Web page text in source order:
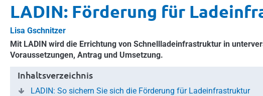
LADIN: Förderung für
Lisa Gschnitzer
Mit LADIN wird die Errichtung von Schnellladeinfrastruktur in
Voraussetzungen, Antrag und Umsetzung.
Inhaltsverzeichnis
LADIN: So sichern Sie sich die Förderung für Ladeinfrastruktur